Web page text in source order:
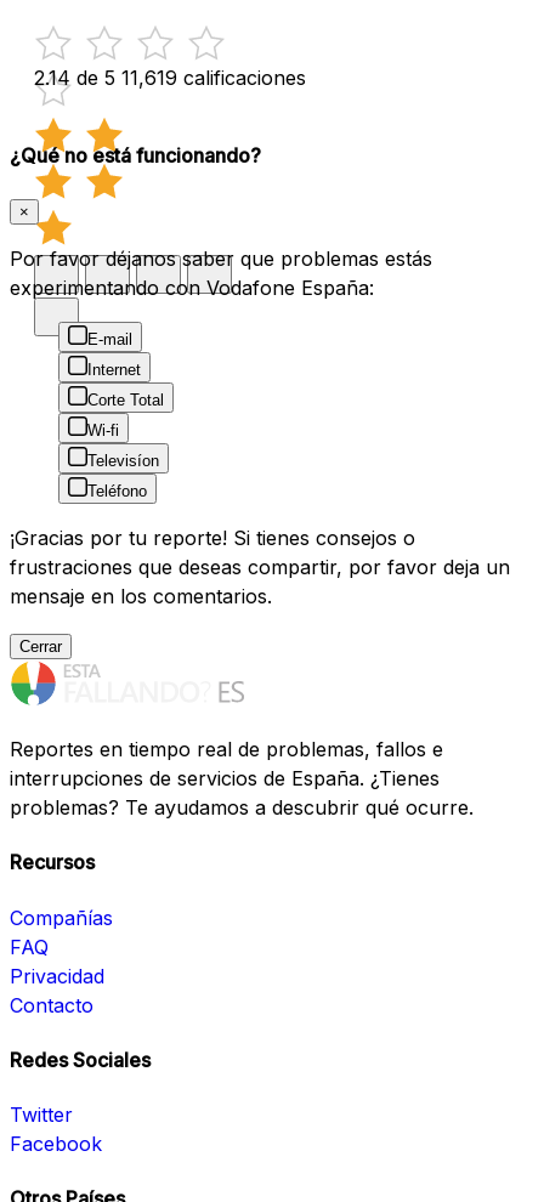
2.14 de 5 11,619 calificaciones
¿Qué no está funcionando?
×
Por favor déjanos saber que problemas estás
experimentando con Vodafone España:
E-mail
Internet
Corte Total
Wi-fi
Televisíon
Teléfono
¡Gracias por tu reporte! Si tienes consejos o
frustraciones que deseas compartir, por favor deja un
mensaje en los comentarios.
Cerrar
Reportes en tiempo real de problemas, fallos e
interrupciones de servicios de España. ¿Tienes
problemas? Te ayudamos a descubrir qué ocurre.
Recursos
Compañías
FAQ
Privacidad
Contacto
Redes Sociales
Twitter
Facebook